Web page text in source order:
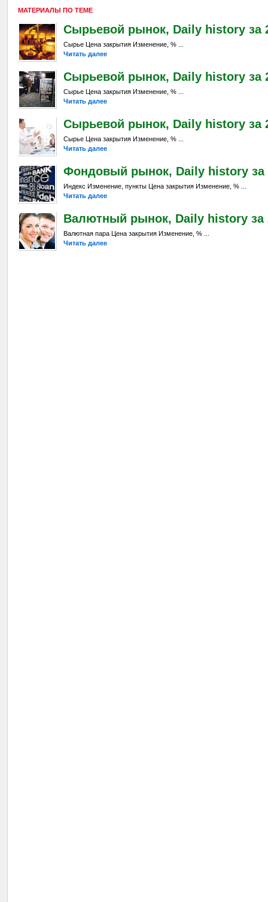
МАТЕРИАЛЫ ПО ТЕМЕ
Сырьевой рынок, Daily history за
Сырье Цена закрытия Изменение, % ...
Читать далее
Сырьевой рынок, Daily history за
Сырье Цена закрытия Изменение, % ...
Читать далее
Сырьевой рынок, Daily history за
Сырье Цена закрытия Изменение, % ...
Читать далее
Фондовый рынок, Daily history за
Индекс Изменение, пункты Цена закрытия Изменение, % ...
Читать далее
Валютный рынок, Daily history за
Валютная пара Цена закрытия Изменение, % ...
Читать далее